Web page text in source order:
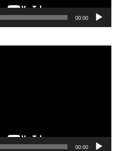
00:00
00:00